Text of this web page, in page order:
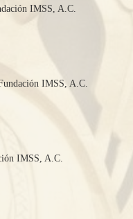
IMSS, A.C.
IMSS, A.C.
IMSS, A.C.